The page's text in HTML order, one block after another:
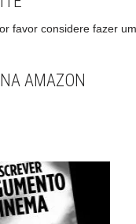
favor considere fazer
AMAZON